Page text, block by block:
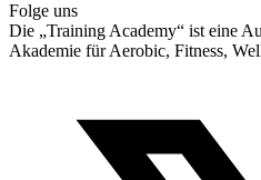
Folge uns
Die „Training Academy“ ist eine
Akademie für Aerobic, Fitness,